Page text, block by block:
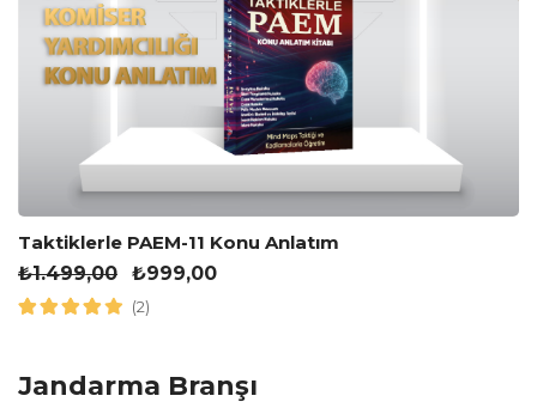
Taktiklerle PAEM-11 Konu Anlatım
₺1.499,00 ₺999,00
(2)
Jandarma Branşı